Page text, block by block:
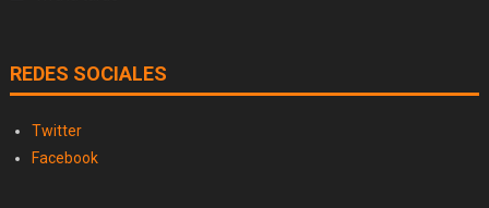
REDES SOCIALES
Twitter
Facebook